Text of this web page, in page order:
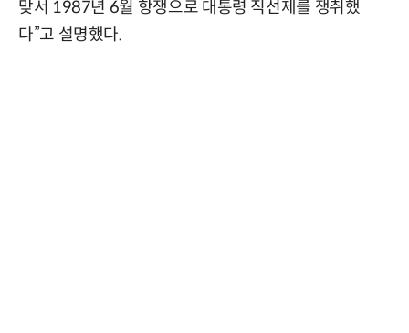
맞서 1987년 6월 항쟁으로 대통령 직선제를 쟁취했
다”고 설명했다.